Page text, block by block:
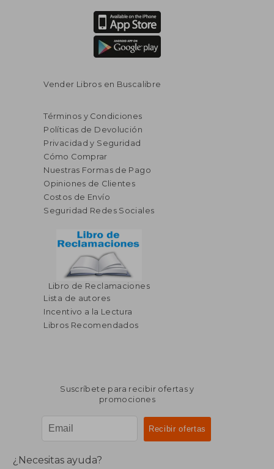
Vender Libros en Buscalibre
Términos y Condiciones
Políticas de Devolución
Privacidad y Seguridad
Cómo Comprar
Nuestras Formas de Pago
Opiniones de Clientes
Costos de Envío
Seguridad Redes Sociales
Libro de Reclamaciones
Lista de autores
Incentivo a la Lectura
Libros Recomendados
Suscríbete para recibir ofertas y
promociones
¿Necesitas ayuda?